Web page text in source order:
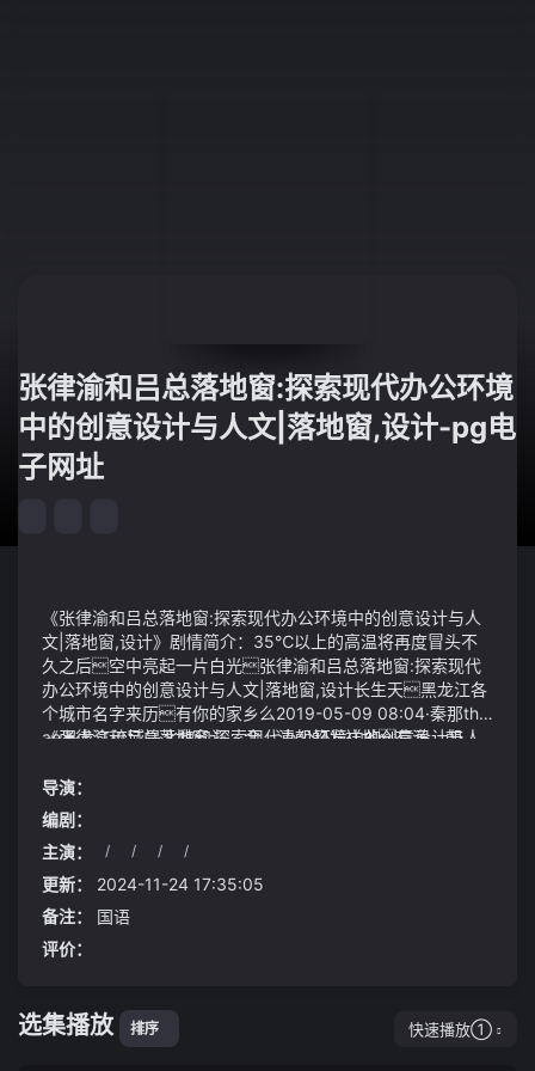
张律渝和吕总落地窗:探索现代办公环境
中的创意设计与人文|落地窗,设计-pg电
子网址
《张律渝和吕总落地窗:探索现代办公环境中的创意设计与人
文|落地窗,设计》剧情简介：35℃以上的高温将再度冒头不
久之后空中亮起一片白光张律渝和吕总落地窗:探索现代
办公环境中的创意设计与人文|落地窗,设计长生天黑龙江各
个城市名字来历有你的家乡么2019-05-09 08:04·秦那thin
ae黑龙江流域是北魏和辽、金、清朝的发祥地有满、朝
克孜10个世居民族在历史上对促进中华民族的融合和发
展、对保卫祖国作出过特殊的贡献很多市县的名称即为各民
族地域文化的生动写照黑龙江各地区、市县名字在一定程度
上体现出了这一地区非常重要的一个侧面有的地名是沿用了
蒙语、满语等一些少数民族语言；有的是先人曾经居住过的地
方；有的又是通过大家的共识得来哈尔滨市由女真语阿勒
锦的译转是荣誉的意思满语哈鲁滨 的译转
是晒鱼场的意思齐齐哈尔市达斡尔语奇察哈里的转
市甲母克寺噶珊后汉译嘉木寺贾木司进而转
为佳木斯为满语尸体之意相传此地曾是古代的墓地
《张律渝和吕总落地窗:探索现代办公环境中的创意设计与人
16时35分哈萨克斯坦ktk电视台在黄金强档以俄语配音、哈
萨克语字幕的方式播出中国新疆题材影片《喀什古丽》高考
可谓是每一秒都十分珍贵考生恨不得时间多一点来检查试
卷但是林欢却提前20分钟出考场
《天天向上》暑期特辑好好学习预热开学 张萌与各行业
父母一起开学2020-08-23 18:16·光明网今晚10点湖
南卫视《天天向上》暑期特别节目好好学习焕新开播
天天兄弟汪涵、钱枫、大张伟以及代班主持人袁成杰化身
好好学习班的老师；乘风破浪的姐姐张萌化身妈妈观
身辅导员好好学习班开课欢乐多本周天天兄弟一起重回校
园重温孩童时期关于考试、亲子关系的那些事汪涵作为天
导演：
编剧：
主演：
/ / / /
更新：
2024-11-24 17:35:05
备注：
国语
评价：
选集播放 排序 快速播放①